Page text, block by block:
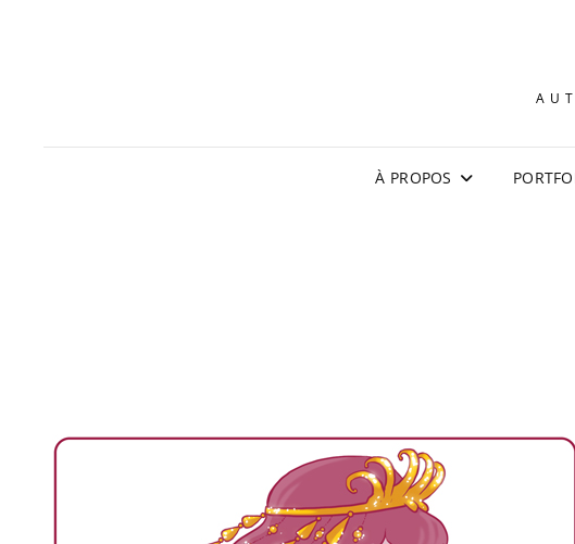
À PROPOS